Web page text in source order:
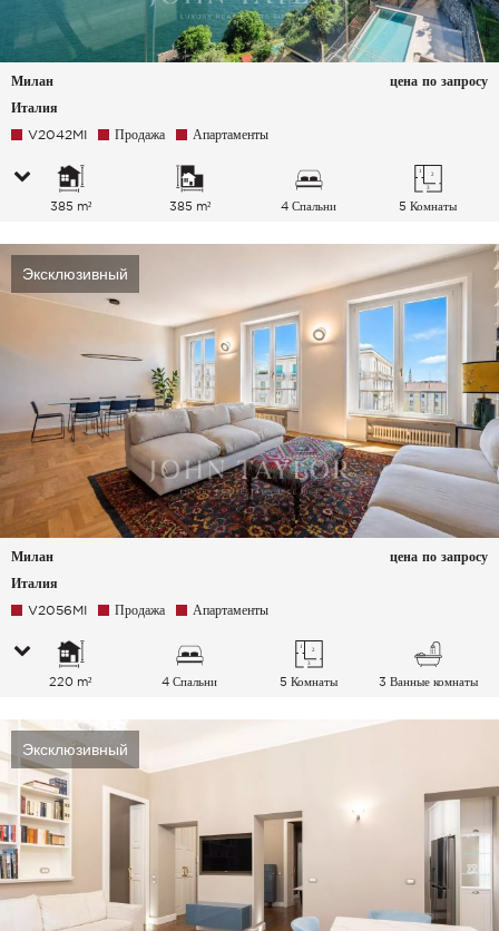
Милан
Италия
цена по запросу
V2042MI Продажа Апартаменты
385 m² 385 m² 4 Спальни 5 Комнаты
Эксклюзивный
Милан
Италия
цена по запросу
V2056MI Продажа Апартаменты
220 m² 4 Спальни 5 Комнаты 3 Ванные комнаты
Эксклюзивный